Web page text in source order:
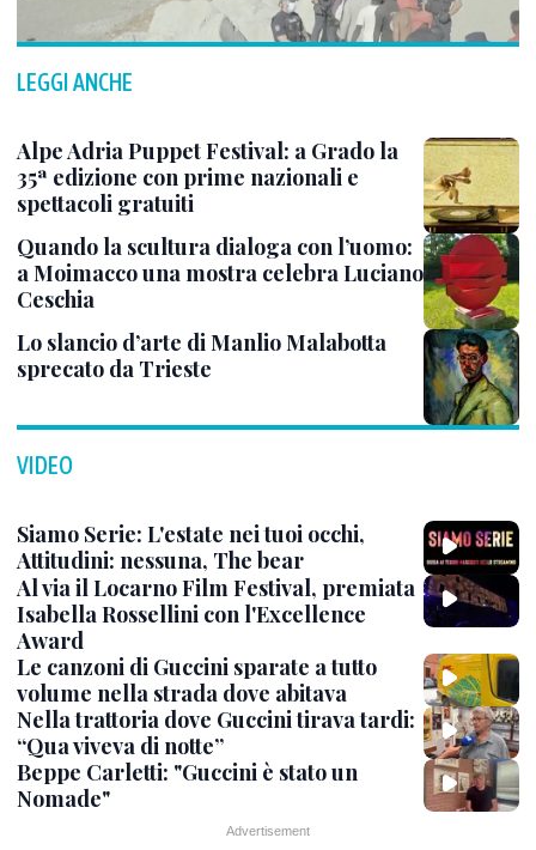
LEGGI ANCHE
Alpe Adria Puppet Festival: a Grado la
35ª edizione con prime nazionali e
spettacoli gratuiti
Quando la scultura dialoga con l’uomo:
a Moimacco una mostra celebra Luciano
Ceschia
Lo slancio d’arte di Manlio Malabotta
sprecato da Trieste
VIDEO
Siamo Serie: L'estate nei tuoi occhi,
Attitudini: nessuna, The bear
Al via il Locarno Film Festival, premiata
Isabella Rossellini con l'Excellence
Award
Le canzoni di Guccini sparate a tutto
volume nella strada dove abitava
Nella trattoria dove Guccini tirava tardi:
“Qua viveva di notte”
Beppe Carletti: "Guccini è stato un
Nomade"